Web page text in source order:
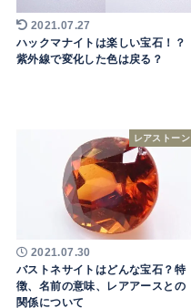
2021.07.27
ハックマナイトは楽しい宝石！？
紫外線で変化した色は戻る？
レアストーン
2021.07.30
バストネサイトはどんな宝石？特
徴、名前の意味、レアアースとの
関係について